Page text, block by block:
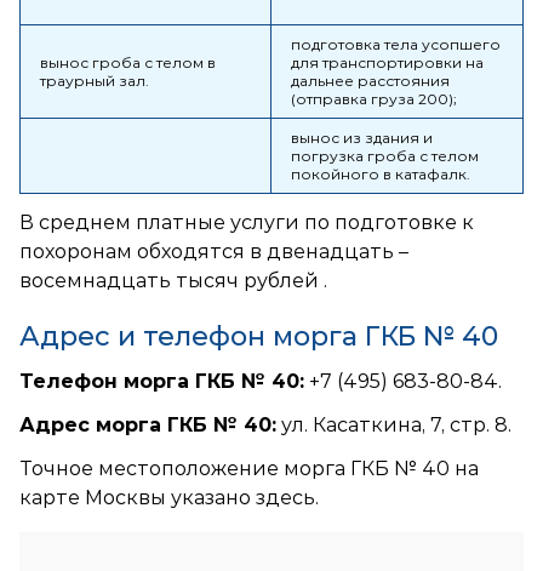
вынос гроба с телом в
траурный зал.
подготовка тела усопшего
для транспортировки на
дальнее расстояния
(отправка груза 200);
вынос из здания и
погрузка гроба с телом
покойного в катафалк.
В среднем платные услуги по подготовке к
похоронам обходятся в двенадцать –
восемнадцать тысяч рублей .
Адрес и телефон морга ГКБ № 40
Телефон морга ГКБ № 40: +7 (495) 683-80-84.
Адрес морга ГКБ № 40: ул. Касаткина, 7, стр. 8.
Точное местоположение морга ГКБ № 40 на
карте Москвы указано здесь.